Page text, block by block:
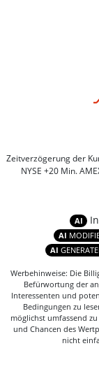
Zeitverzögerung der
NYSE +20 Min.
AI
AI
AI
Werbehinweise: Die
Befürwortung der
Interessenten und
Bedingungen zu
möglichst umfassend
und Chancen des
nicht